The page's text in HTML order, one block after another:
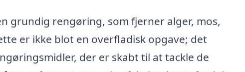
grundig rengøring, som fjerner alger, mos,
er ikke blot en overfladisk opgave; det
der er skabt til at tackle de